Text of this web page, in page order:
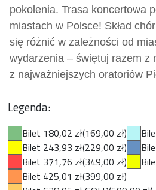
pokolenia. Trasa koncertowa
miastach w Polsce! Skład
się różnić w zależności od
wydarzenia – świętuj razem z
z najważniejszych oratoriów
Legenda:
Bilet 180,02 zł(169,00 zł)
Bilet 243,93 zł(229,00 zł)
Bilet 371,76 zł(349,00 zł)
Bilet 425,01 zł(399,00 zł)